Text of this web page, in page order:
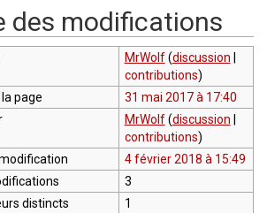
des modifications
MrWolf (discussion
contributions)
page
31 mai 2017 à 17:40
MrWolf (discussion
contributions)
4 février 2018 à 15:49
3
distincts
1